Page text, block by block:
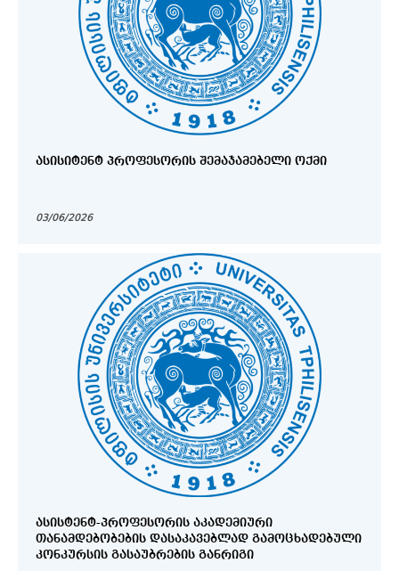
ᲐᲡᲘᲡᲘᲢᲔᲜᲢ ᲞᲠᲝᲤᲔᲡᲝᲠᲘᲡ ᲨᲔᲛᲐᲯᲐᲛᲔᲑᲔᲚᲘ ᲝᲥᲛᲘ
03/06/2026
ᲐᲡᲘᲡᲢᲔᲜᲢ-ᲞᲠᲝᲤᲔᲡᲝᲠᲘᲡ ᲐᲙᲐᲓᲔᲛᲘᲣᲠᲘ
ᲗᲐᲜᲐᲛᲓᲔᲑᲝᲑᲔᲑᲘᲡ ᲓᲐᲡᲐᲙᲐᲕᲔᲑᲚᲐᲓ ᲒᲐᲛᲝᲪᲮᲐᲓᲔᲑᲣᲚᲘ
ᲙᲝᲜᲙᲣᲠᲡᲘᲡ ᲒᲐᲡᲐᲣᲑᲠᲔᲑᲘᲡ ᲒᲐᲜᲠᲘᲒᲘ